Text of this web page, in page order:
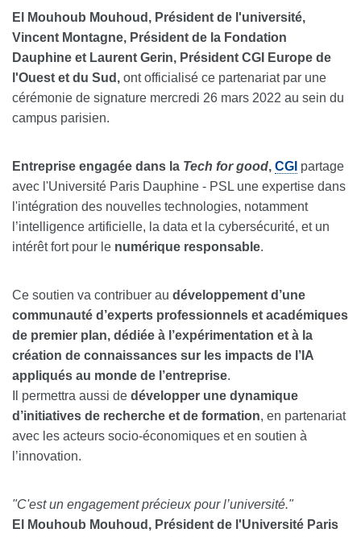
El Mouhoub Mouhoud, Président de l'université,
Vincent Montagne, Président de la Fondation
Dauphine et Laurent Gerin, Président CGI Europe de
l'Ouest et du Sud, ont officialisé ce partenariat par une
cérémonie de signature mercredi 26 mars 2022 au sein du
campus parisien.
Entreprise engagée dans la Tech for good, CGI partage
avec l'Université Paris Dauphine - PSL une expertise dans
l'intégration des nouvelles technologies, notamment
l’intelligence artificielle, la data et la cybersécurité, et un
intérêt fort pour le numérique responsable.
Ce soutien va contribuer au développement d’une
communauté d’experts professionnels et académiques
de premier plan, dédiée à l’expérimentation et à la
création de connaissances sur les impacts de l’IA
appliqués au monde de l’entreprise.
Il permettra aussi de développer une dynamique
d’initiatives de recherche et de formation, en partenariat
avec les acteurs socio-économiques et en soutien à
l’innovation.
"C'est un engagement précieux pour l’université."
El Mouhoub Mouhoud, Président de l'Université Paris